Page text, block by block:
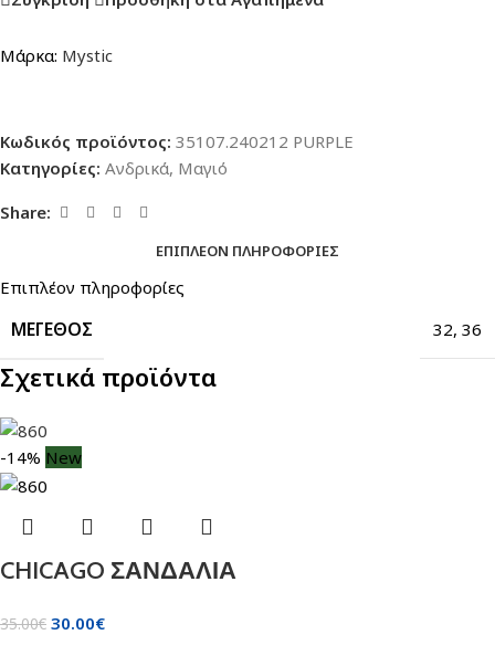
Μάρκα: Mystic
Κωδικός προϊόντος: 35107.240212 PURPLE
Κατηγορίες: Ανδρικά, Μαγιό
Share:
ΕΠΙΠΛΈΟΝ ΠΛΗΡΟΦΟΡΊΕΣ
Επιπλέον πληροφορίες
ΜΈΓΕΘΟΣ 32, 36
Σχετικά προϊόντα
-14% New
CHICAGO ΣΑΝΔΑΛΙΑ
35.00€ 30.00€